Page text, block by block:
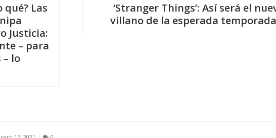
Las
Justicia:
– para
– lo
‘Stranger Things’: Así será el
villano de la esperada